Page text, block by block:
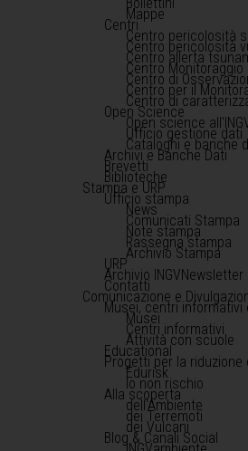
Mappe
Centri
Centro pericolosità
Centro pericolosità
Centro allerta
Centro
Centro di
Centro per il
Centro di
Open Science
Open science
Ufficio gestione dati
Cataloghi e banche
Archivi e Banche Dati
Brevetti
Biblioteche
Stampa e URP
Ufficio stampa
News
Comunicati Stampa
Note stampa
Rassegna stampa
Archivio Stampa
URP
Archivio INGVNewsletter
Contatti
Comunicazione e
Musei, centri
Musei
Centri informativi
Attività con scuole
Educational
Progetti per la
Edurisk
Io non rischio
Alla scoperta
dell'Ambiente
dei Terremoti
dei Vulcani
Blog & Canali Social